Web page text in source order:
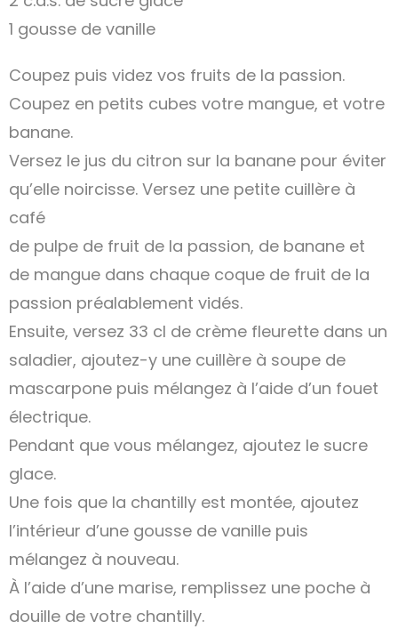
1 gousse de vanille
Coupez puis videz vos fruits de la passion.
Coupez en petits cubes votre mangue, et votre
banane.
Versez le jus du citron sur la banane pour éviter
qu’elle noircisse. Versez une petite cuillère à
café
de pulpe de fruit de la passion, de banane et
de mangue dans chaque coque de fruit de la
passion préalablement vidés.
Ensuite, versez 33 cl de crème fleurette dans un
saladier, ajoutez-y une cuillère à soupe de
mascarpone puis mélangez à l’aide d’un fouet
électrique.
Pendant que vous mélangez, ajoutez le sucre
glace.
Une fois que la chantilly est montée, ajoutez
l’intérieur d’une gousse de vanille puis
mélangez à nouveau.
À l’aide d’une marise, remplissez une poche à
douille de votre chantilly.